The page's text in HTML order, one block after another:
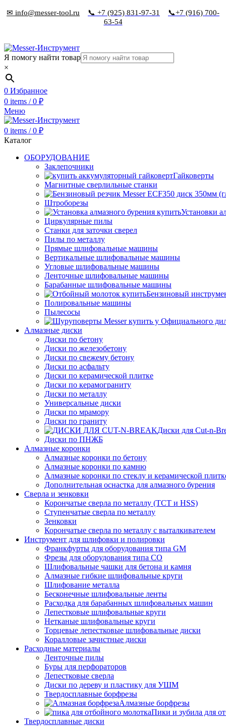
✉ info@messer-tool.ru 📞 +7 (925) 831-97-31
📞+7 (916) 700-
63-54
Я помогу найти товар
×
0 Избранное
0 items / 0 ₽
Меню
0 items / 0 ₽
Каталог
ОБОРУДОВАНИЕ
Заклепочники
Гайковерты
Магнитные сверлильные станки
Штроборезы
Установки
Циркулярные пилы
Станки для заточки сверел
Пилы по металлу
Прямые шлифовальные машины
Вертикальные шлифовальные машины
Угловые шлифовальные машины
Ленточные шлифовальные машины
Барабанные шлифовальные машины
Бензиновый
Полировальные машины
Пылесосы
Алмазные диски
Диски по бетону
Диски по железобетону
Диски по свежему бетону
Диски по асфальту
Диски по керамической плитке
Диски по керамограниту
Диски по металлу
Универсальные диски
Диски по мрамору
Диски по граниту
Диски для Cut-n-
Диски по ПНЖБ
Алмазные коронки
Алмазные коронки по бетону
Алмазные коронки по камню
Алмазные коронки по стеклу и керамической
Дополнительная оснастка для алмазного бурения
Сверла и зенковки
Корончатые сверла по металлу (TCT и HSS)
Ступенчатые сверла по металлу
Зенковки
Корончатые сверла по металлу c выталкивателем
Инструмент для шлифовки и полировки
Франкфурты для оборудования типа GM
Фрезы для оборудования типа СО
Шлифовальные чашки для бетона и камня
Алмазные гибкие шлифовальные круги
Шлифование металла
Бесконечные шлифовальные ленты
Расходка для барабанных шлифовальных машин
Лепестковые шлифовальные круги
Нетканые шлифовальные круги
Торцевые лепестковые шлифовальные диски
Коралловые зачистные диски
Расходные материалы
Ленточные пилы
Буры для перфораторов
Лепестковые сверла
Диски по дереву и пластику для УШМ
Твердосплавные борфрезы
Алмазные борфрезы
Пики и зубила для
Твердосплавные диски